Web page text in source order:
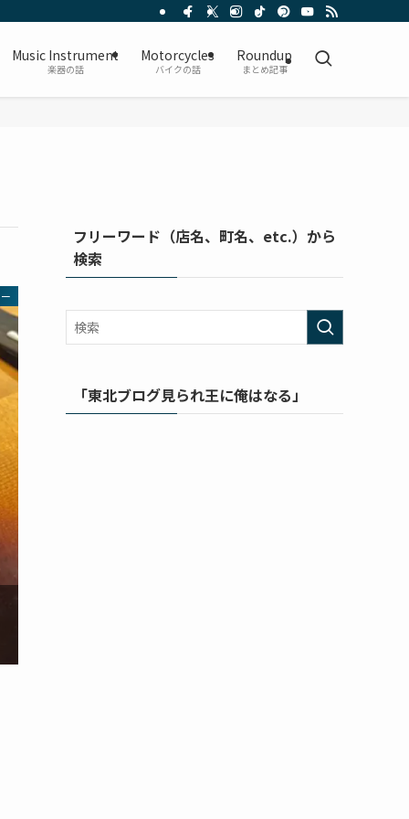
Music Instrument
楽器の話
Motorcycles
バイクの話
Roundup
まとめ記事
フリーワード（店名、町名、etc.）から
検索
「東北ブログ見られ王に俺はなる」